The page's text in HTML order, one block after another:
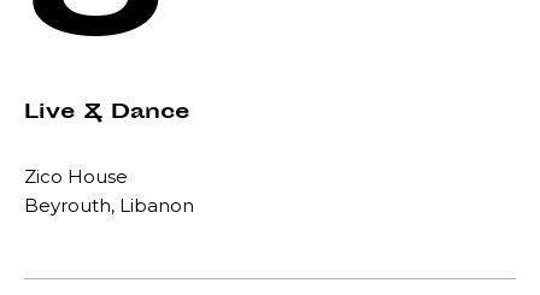
Live & Dance
Zico House
Beyrouth, Libanon